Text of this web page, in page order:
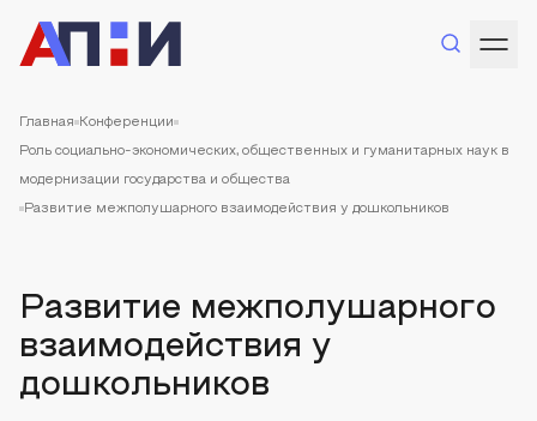
Главная Конференции
Роль социально-экономических, общественных и гуманитарных наук в
модернизации государства и общества
Развитие межполушарного взаимодействия у дошкольников
Развитие межполушарного
взаимодействия у
дошкольников